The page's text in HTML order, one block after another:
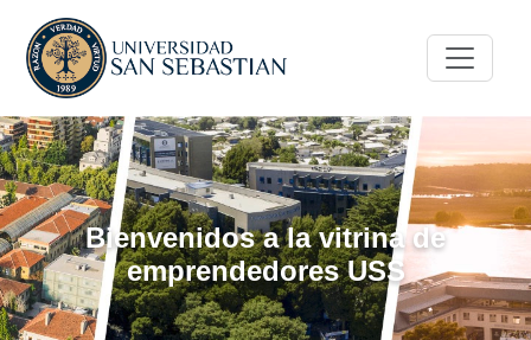
Bienvenidos a la vitrina de
emprendedores USS